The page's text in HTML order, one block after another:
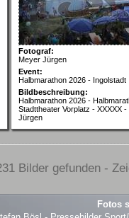
Fotograf:
Meyer Jürgen
Event:
Halbmarathon 2026 - Ingolstadt
Bildbeschreibung:
Halbmarathon 2026 -
Stadttheater Vorplatz - XXXXX
Jürgen
Bilder gefunden -
Fotos